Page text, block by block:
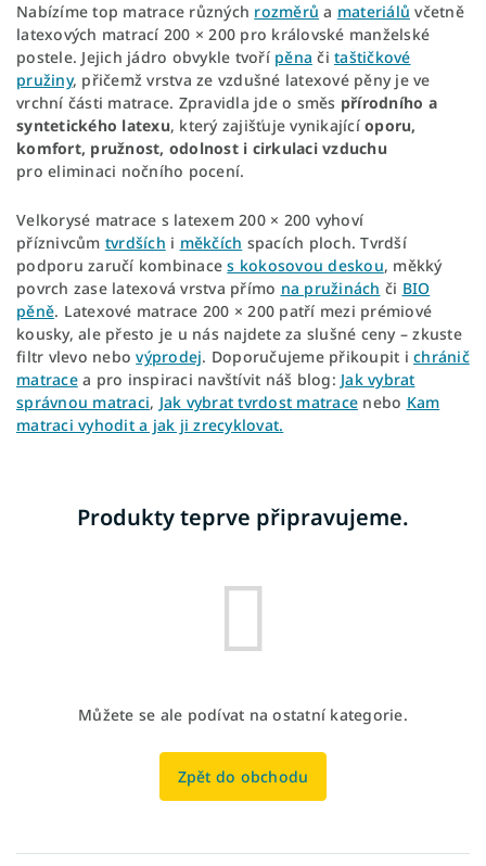
Nabízíme top matrace různých rozměrů a materiálů včetně
latexových matrací 200 × 200 pro královské manželské
postele. Jejich jádro obvykle tvoří pěna či taštičkové
pružiny, přičemž vrstva ze vzdušné latexové pěny je ve
vrchní části matrace. Zpravidla jde o směs přírodního a
syntetického latexu, který zajišťuje vynikající oporu,
komfort, pružnost, odolnost i cirkulaci vzduchu
pro eliminaci nočního pocení.
Velkorysé matrace s latexem 200 × 200 vyhoví
příznivcům tvrdších i měkčích spacích ploch. Tvrdší
podporu zaručí kombinaces kokosovou deskou, měkký
povrch zase latexová vrstva přímo na pružinách či BIO
pěně. Latexové matrace 200 × 200 patří mezi prémiové
kousky, ale přesto je u nás najdete za slušné ceny – zkuste
filtr vlevo nebovýprodej. Doporučujeme přikoupit i chránič
matracea pro inspiraci navštívit náš blog: Jak vybrat
správnou matraci, Jak vybrat tvrdost matrace nebo Kam
matraci vyhodit a jak ji zrecyklovat.
Produkty teprve připravujeme.
Můžete se ale podívat na ostatní kategorie.
Zpět do obchodu